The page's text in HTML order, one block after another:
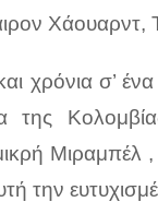
χρόνια σ’
Μιραμπέλ
την